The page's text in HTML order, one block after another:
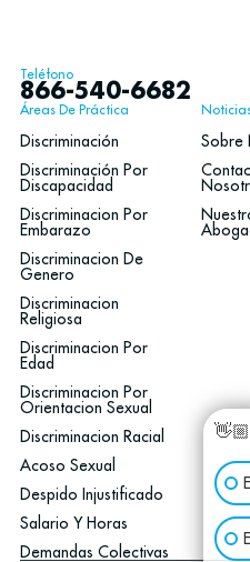
Teléfono
866-540-6682
Áreas De Práctica
Discriminación
Discriminación Por
Discapacidad
Discriminacion Por
Embarazo
Discriminacion De
Genero
Discriminacion
Religiosa
Discriminacion Por
Edad
Discriminacion Por
Orientacion Sexual
Discriminacion Racial
Acoso Sexual
Despido Injustificado
Salario Y Horas
Demandas Colectivas
Sobre